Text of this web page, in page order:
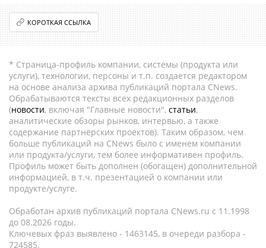
КОРОТКАЯ ССЫЛКА
* Страница-профиль компании, системы (продукта или
услуги), технологии, персоны и т.п. создается редактором
на основе анализа архива публикаций портала CNews.
Обрабатываются тексты всех редакционных разделов
(новости, включая "Главные новости", статьи,
аналитические обзоры рынков, интервью, а также
содержание партнёрских проектов). Таким образом, чем
больше публикаций на CNews было с именем компании
или продукта/услуги, тем более информативен профиль.
Профиль может быть дополнен (обогащен) дополнительной
информацией, в т.ч. презентацией о компании или
продукте/услуге.
Обработан архив публикаций портала CNews.ru c 11.1998
до 08.2026 годы.
Ключевых фраз выявлено - 1463145, в очереди разбора -
724585.